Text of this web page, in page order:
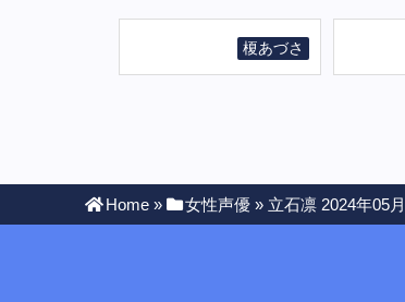
榎あづさ
Home » 女性声優 » 立石凛 2024年05